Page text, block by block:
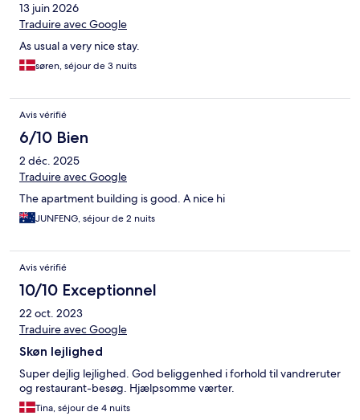
13 juin 2026
Traduire avec Google
As usual a very nice stay.
søren, séjour de 3 nuits
Avis vérifié
6/10 Bien
2 déc. 2025
Traduire avec Google
The apartment building is good. A nice hi
JUNFENG, séjour de 2 nuits
Avis vérifié
10/10 Exceptionnel
22 oct. 2023
Traduire avec Google
Skøn lejlighed
Super dejlig lejlighed. God beliggenhed i forhold til vandreruter
og restaurant-besøg. Hjælpsomme værter.
Tina, séjour de 4 nuits